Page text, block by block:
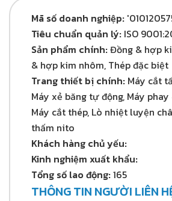
Mã số doanh nghiệp:
Tiêu chuẩn quản lý: ISO
Sản phẩm chính:Đồng & hợp
& hợp kim nhôm, Thép đặc biệt
Trang thiết bị chính: Máy cắt
Máy xẻ băng tự động, Máy
Máy cắt thép, Lò nhiệt luyện
thấm nito
Khách hàng chủ yếu:
Kinh nghiệm xuất khẩu:
Tổng số lao động:165
THÔNG TIN NGƯỜI LIÊN